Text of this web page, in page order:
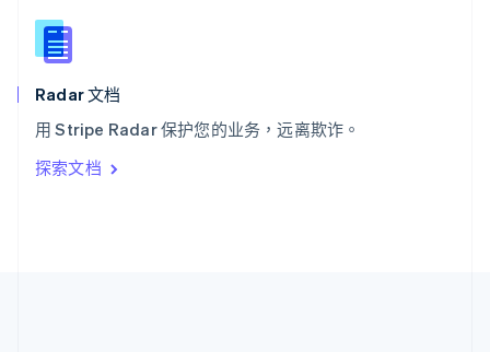
Radar 文档
用 Stripe Radar 保护您的业务，远离欺诈。
探索文档
新西兰
English
匈牙利
English
ItalianoEnglish
印度
English